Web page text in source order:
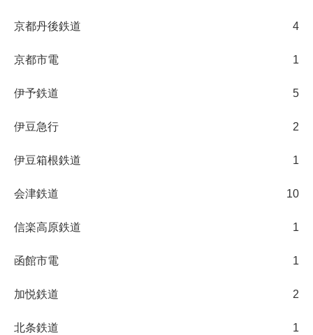
京都丹後鉄道 4
京都市電 1
伊予鉄道 5
伊豆急行 2
伊豆箱根鉄道 1
会津鉄道 10
信楽高原鉄道 1
函館市電 1
加悦鉄道 2
北条鉄道 1